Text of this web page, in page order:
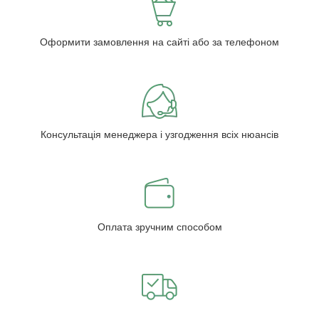
Оформити замовлення на сайті або за телефоном
Консультація менеджера і узгодження всіх нюансів
Оплата зручним способом